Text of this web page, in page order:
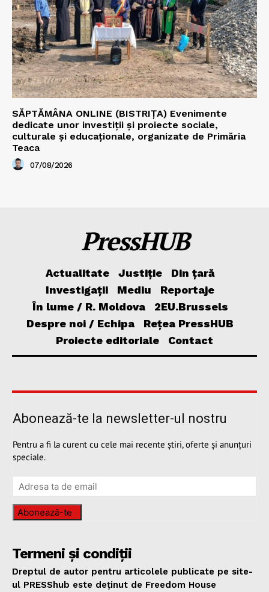
SĂPTĂMÂNA ONLINE (BISTRIȚA) Evenimente
dedicate unor investiții și proiecte sociale,
culturale și educaționale, organizate de Primăria
Teaca
07/08/2026
PressHUB
Actualitate Justiție
Din țară
Investigații
Mediu
Reportaje
În lume / R. Moldova
2EU.Brussels
Despre noi / Echipa
Rețea PressHUB
Proiecte editoriale
Contact
Abonează-te la newsletter-ul nostru
Pentru a fi la curent cu cele mai recente știri, oferte și anunțuri
speciale.
Abonează-te
Termeni și condiții
Dreptul de autor pentru articolele publicate pe site-
ul PRESShub este deținut de Freedom House